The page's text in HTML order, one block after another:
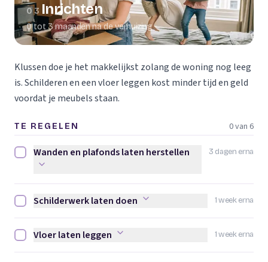
03 Inrichten
0 tot 3 maanden na de verhuizing
Klussen doe je het makkelijkst zolang de woning nog leeg
is. Schilderen en een vloer leggen kost minder tijd en geld
voordat je meubels staan.
TE REGELEN 0 van 6
3 dagen erna
Wanden en plafonds laten herstellen afvinken
Wanden en plafonds laten herstellen
1 week erna
Schilderwerk laten doen afvinken
Schilderwerk laten doen
1 week erna
Vloer laten leggen afvinken
Vloer laten leggen